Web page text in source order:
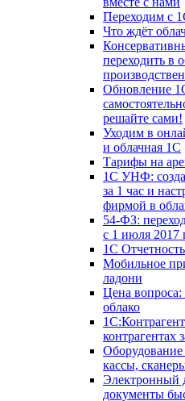
Переходим с
Что ждёт
переходить в
Обновление
решайте сами!
Уходим в
и облачная 1С
Тарифы на
1С УНФ:
за 1 час и
фирмой в
54-ФЗ:
с 1 июля 2017
1С
Мобильное
ладони
Цена вопроса:
облако
контрагентах
кассы,
Электронный
документы